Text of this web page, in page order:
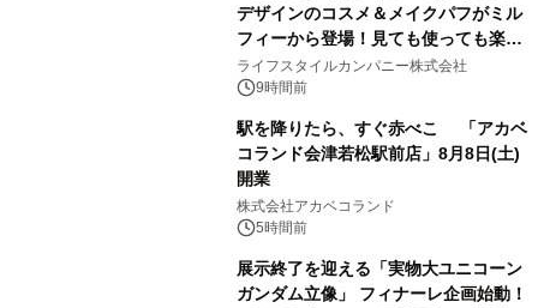
デザインのコスメ＆メイクパフがミル
フィーから登場！見ても使っても楽し
い、ポップでキュートなコレクショ
ン。
ライフスタイルカンパニー株式会社
9時間前
駅を降りたら、すぐ赤べこ 「アカベ
コランド会津若松駅前店」8月8日(土)
開業
株式会社アカベコランド
5時間前
展示終了を迎える「実物大ユニコーン
ガンダム立像」 フィナーレ企画始動！